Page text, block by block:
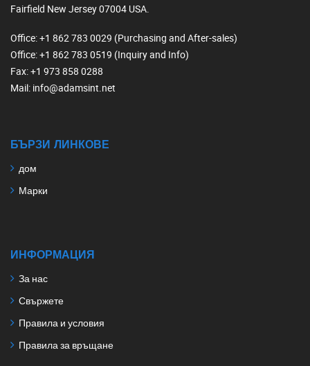
Fairfield New Jersey 07004 USA.
Office: +1 862 783 0029 (Purchasing and After-sales)
Office: +1 862 783 0519 (Inquiry and Info)
Fax: +1 973 858 0288
Mail: info@adamsint.net
БЪРЗИ ЛИНКОВЕ
дом
Марки
ИНФОРМАЦИЯ
За нас
Свържете
Правила и условия
Правила за връщане